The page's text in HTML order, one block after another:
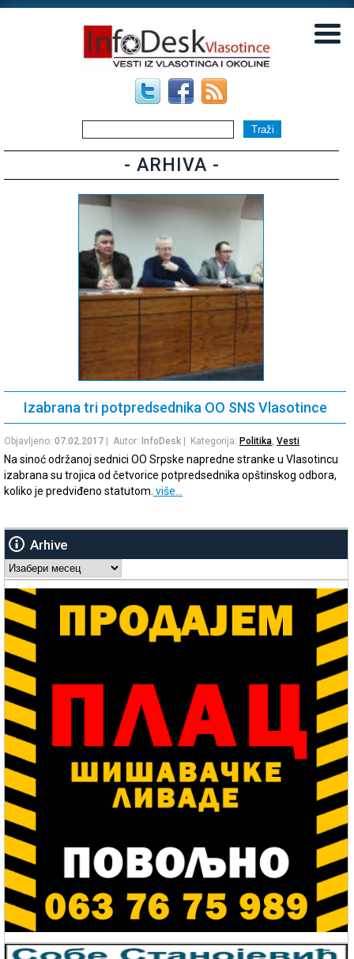
- ARHIVA -
Izabrana tri potpredsednika OO SNS Vlasotince
Objavljeno: 07.02.2017 | Autor: InfoDesk | Kategorija: Politika, Vesti
Na sinoć održanoj sednici OO Srpske napredne stranke u Vlasotincu
izabrana su trojica od četvorice potpredsednika opštinskog odbora,
koliko je predviđeno statutom. više…
Arhive
Arhive